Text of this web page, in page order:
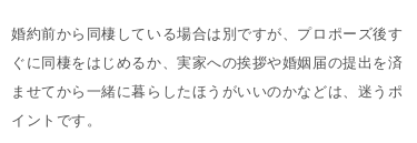
婚約前から同棲している場合は別ですが、プロポーズ後す
ぐに同棲をはじめるか、実家への挨拶や婚姻届の提出を済
ませてから一緒に暮らしたほうがいいのかなどは、迷うポ
イントです。